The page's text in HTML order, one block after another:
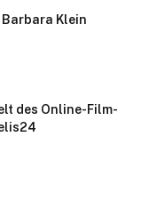
Klein
des Online-Film-